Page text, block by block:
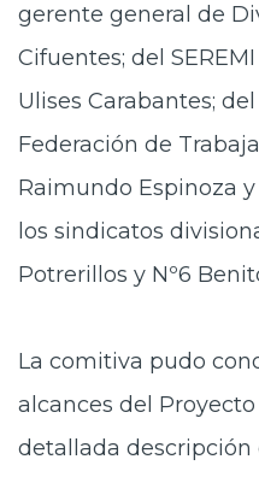
gerente general de
Cifuentes; del
Ulises Carabantes;
Federación de
Raimundo Espinoza
los sindicatos
Potrerillos y Nº6
La comitiva pudo
alcances del
detallada descripción